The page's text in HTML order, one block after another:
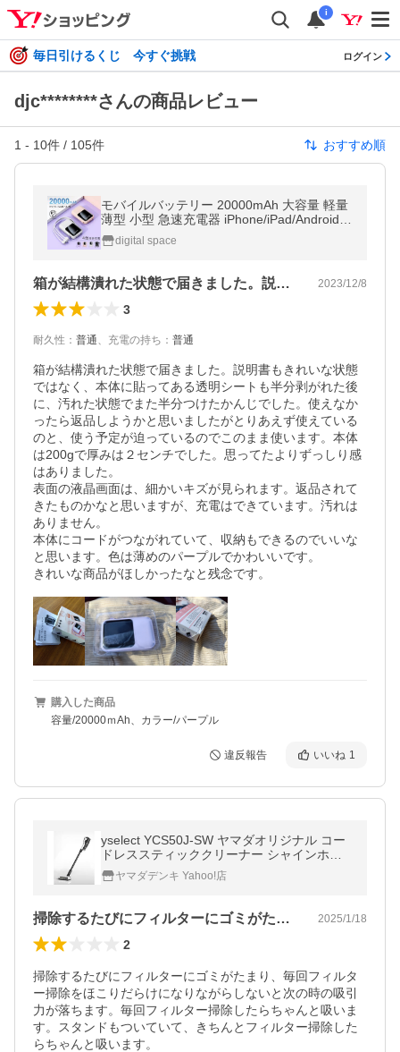
i
毎日引けるくじ 今すぐ挑戦 ログイン
djc********さんの商品レビュー
1 - 10件 / 105件 おすすめ順
モバイルバッテリー 20000mAh 大容量 軽量
薄型 小型 急速充電器 iPhone/iPad/Android対
応 4台同時充電 2.1A高出力 ３IN1ケーブル P
SE認証済
digital space
箱が結構潰れた状態で届きました。説明書… 2023/12/8
3
耐久性 ： 普通、 充電の持ち ： 普通
箱が結構潰れた状態で届きました。説明書もきれいな状態
ではなく、本体に貼ってある透明シートも半分剥がれた後
に、汚れた状態でまた半分つけたかんじでした。使えなか
ったら返品しようかと思いましたがとりあえず使えている
のと、使う予定が迫っているのでこのまま使います。本体
は200gで厚みは２センチでした。思ってたよりずっしり感
はありました。
表面の液晶画面は、細かいキズが見られます。返品されて
きたものかなと思いますが、充電はできています。汚れは
ありません。
本体にコードがつながれていて、収納もできるのでいいな
と思います。色は薄めのパープルでかわいいです。
きれいな商品がほしかったなと残念です。
購入した商品
容量/20000ｍAh、カラー/パープル
違反報告 いいね 1
yselect YCS50J-SW ヤマダオリジナル コー
ドレススティッククリーナー シャインホワ
イトヤマダデンキ Yahoo!店
掃除するたびにフィルターにゴミがたまり… 2025/1/18
2
掃除するたびにフィルターにゴミがたまり、毎回フィルタ
ー掃除をほこりだらけになりながらしないと次の時の吸引
力が落ちます。毎回フィルター掃除したらちゃんと吸いま
す。スタンドもついていて、きちんとフィルター掃除した
らちゃんと吸います。